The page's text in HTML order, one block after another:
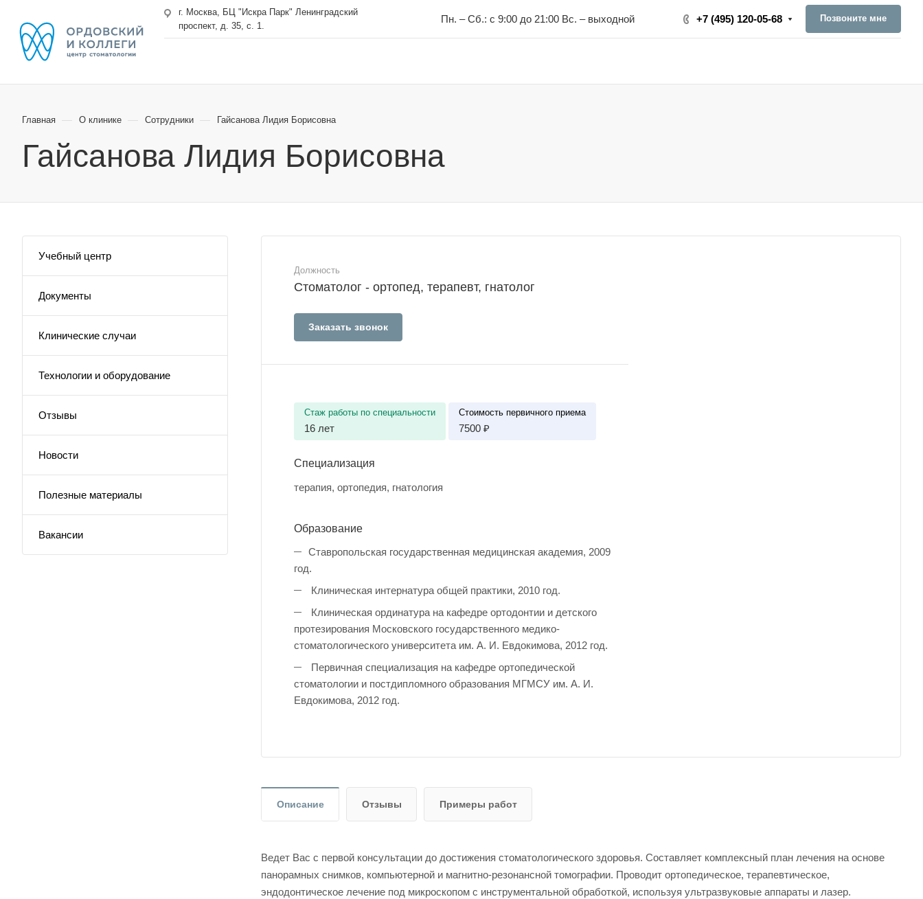
г. Москва, БЦ "Искра Парк" Ленинградский
проспект, д. 35, с. 1.
Пн. – Сб.: с 9:00 до 21:00 Вс. – выходной +7 (495) 120-05-68 Позвоните мне
Главная — О клинике — Сотрудники — Гайсанова Лидия Борисовна
Гайсанова Лидия Борисовна
Должность
Стоматолог - ортопед, терапевт, гнатолог
Заказать звонок
Стаж работы по специальности
16 лет
Стоимость первичного приема
7500 ₽
Специализация
терапия, ортопедия, гнатология
Образование
Ставропольская государственная медицинская академия, 2009
год.
Клиническая интернатура общей практики, 2010 год.
Клиническая ординатура на кафедре ортодонтии и детского
протезирования Московского государственного медико-
стоматологического университета им. А. И. Евдокимова, 2012 год.
Первичная специализация на кафедре ортопедической
стоматологии и постдипломного образования МГМСУ им. А. И.
Евдокимова, 2012 год.
Описание Отзывы Примеры работ
Ведет Вас с первой консультации до достижения стоматологического здоровья. Составляет комплексный план лечения на основе
панорамных снимков, компьютерной и магнитно-резонансной томографии. Проводит ортопедическое, терапевтическое,
эндодонтическое лечение под микроскопом с инструментальной обработкой, используя ультразвуковые аппараты и лазер.
Учебный центр
Документы
Клинические случаи
Технологии и оборудование
Отзывы
Новости
Полезные материалы
Вакансии